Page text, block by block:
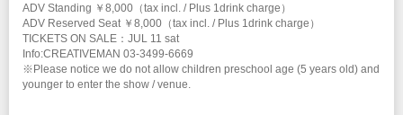
ADV Standing ￥8,000（tax incl. / Plus 1drink charge）
ADV Reserved Seat ￥8,000（tax incl. / Plus 1drink charge）
TICKETS ON SALE：JUL 11 sat
Info:CREATIVEMAN 03-3499-6669
※Please notice we do not allow children preschool age (5 years old) and
younger to enter the show / venue.